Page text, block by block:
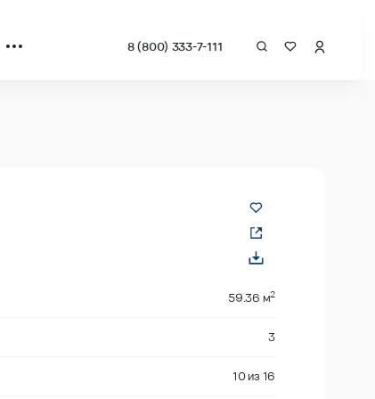
8 (800) 333-7-111
59.36 м2
3
10из 16